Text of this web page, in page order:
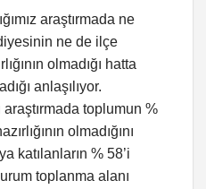
araştırmada ne
ne de ilçe
olmadığı hatta
anlaşılıyor.
araştırmada toplumun %
olmadığını
katılanların % 58’i
toplanma alanı